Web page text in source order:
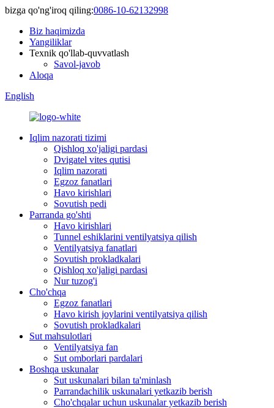
bizga qo'ng'iroq qiling:0086-10-62132998
Biz haqimizda
Yangiliklar
Texnik qo'llab-quvvatlash
Savol-javob
Aloqa
English
Iqlim nazorati tizimi
Qishloq xo'jaligi pardasi
Dvigatel vites qutisi
Iqlim nazorati
Egzoz fanatlari
Havo kirishlari
Sovutish pedi
Parranda go'shti
Havo kirishlari
Tunnel eshiklarini ventilyatsiya qilish
Ventilyatsiya fanatlari
Sovutish prokladkalari
Qishloq xo'jaligi pardasi
Nur tuzog'i
Cho'chqa
Egzoz fanatlari
Havo kirish joylarini ventilyatsiya qilish
Sovutish prokladkalari
Sut mahsulotlari
Ventilyatsiya fan
Sut omborlari pardalari
Boshqa uskunalar
Sut uskunalari bilan ta'minlash
Parrandachilik uskunalari yetkazib berish
Cho'chqalar uchun uskunalar yetkazib berish